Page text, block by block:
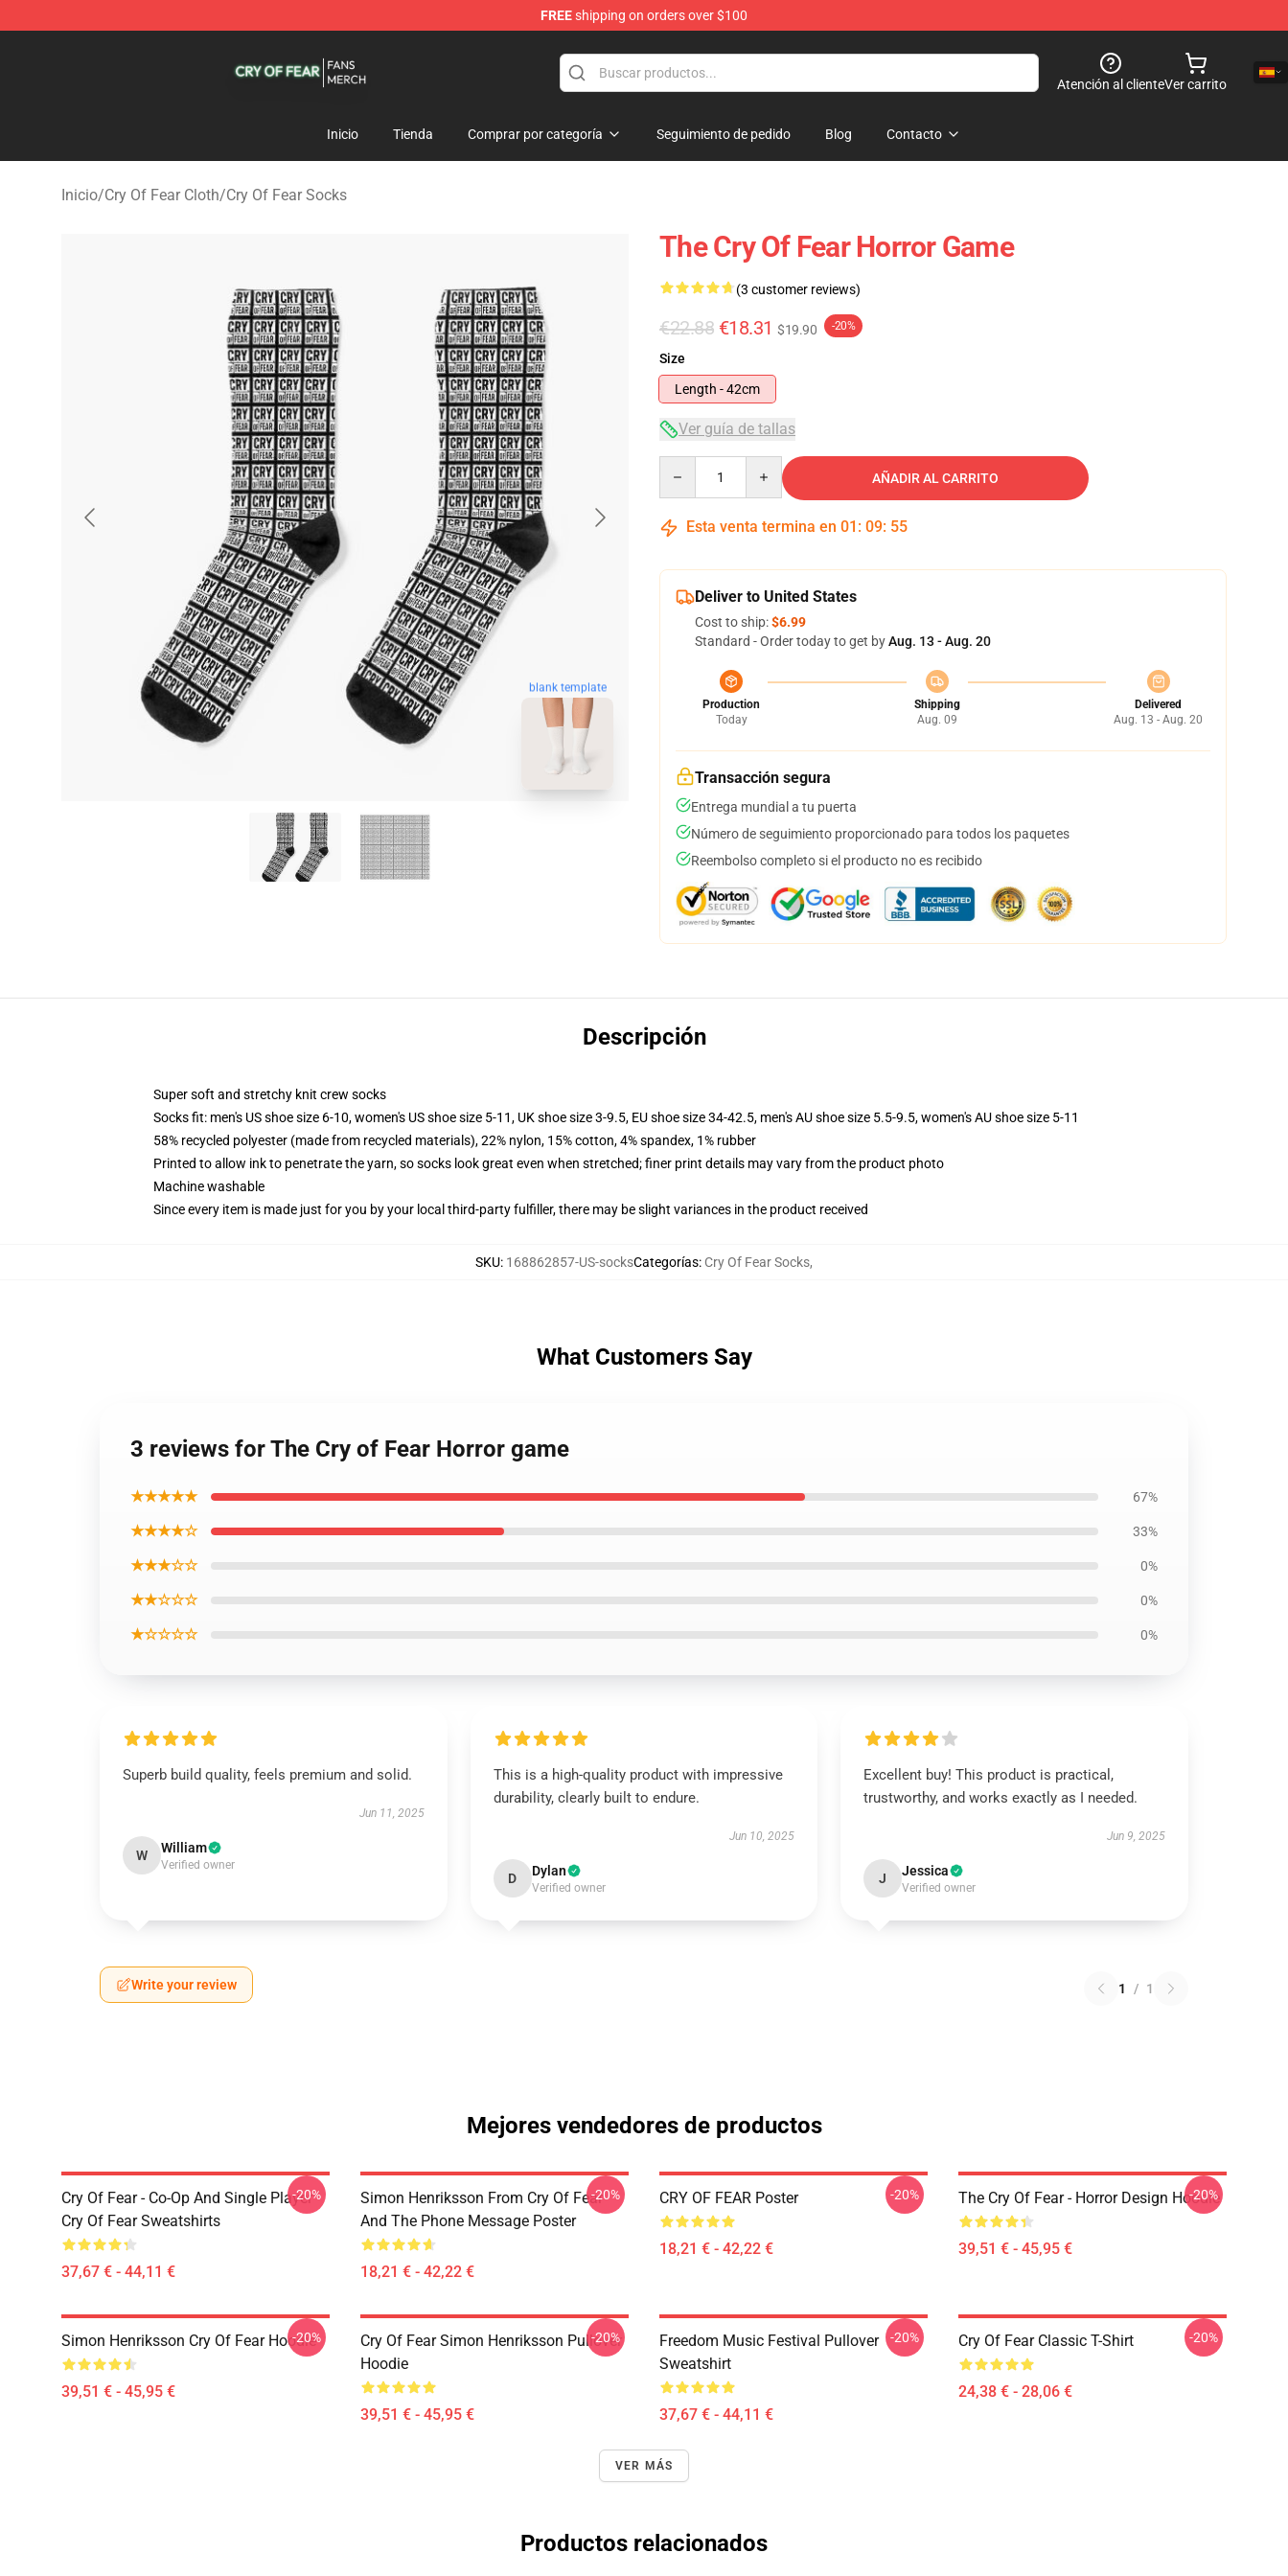
FREEshipping on orders over $100
Atención al clienteVer carrito
Inicio Tienda Comprar por categoría Seguimiento de pedido Blog Contacto
Inicio/Cry Of Fear Cloth/Cry Of Fear Socks
blank template
The Cry Of Fear Horror Game
(3 customer reviews)
€22.88 €18.31 $19.90 -20%
Size
Length - 42cm
Ver guía de tallas
AÑADIR AL CARRITO
Esta venta termina en 01 : 09: 54
Deliver to United States
Cost to ship:$6.99
Standard - Order today to get byAug. 13 - Aug. 20
Production
Today
Shipping
Aug. 09
Delivered
Aug. 13 - Aug. 20
Transacción segura
Entrega mundial a tu puerta
Número de seguimiento proporcionado para todos los paquetes
Reembolso completo si el producto no es recibido
Descripción
Super soft and stretchy knit crew socks
Socks fit: men's US shoe size 6-10, women's US shoe size 5-11, UK shoe size 3-9.5, EU shoe size 34-42.5, men's AU shoe size 5.5-9.5, women's AU shoe size 5-11
58% recycled polyester (made from recycled materials), 22% nylon, 15% cotton, 4% spandex, 1% rubber
Printed to allow ink to penetrate the yarn, so socks look great even when stretched; finer print details may vary from the product photo
Machine washable
Since every item is made just for you by your local third-party fulfiller, there may be slight variances in the product received
SKU: 168862857-US-socksCategorías: Cry Of Fear Socks,
What Customers Say
3 reviews for The Cry of Fear Horror game
★★★★★ 67%
★★★★☆ 33%
★★★☆☆ 0%
★★☆☆☆ 0%
★☆☆☆☆ 0%
Superb build quality, feels premium and solid.
Jun 11, 2025
W William
Verified owner
This is a high-quality product with impressive
durability, clearly built to endure.
Jun 10, 2025
D Dylan
Verified owner
Excellent buy! This product is practical,
trustworthy, and works exactly as I needed.
Jun 9, 2025
J Jessica
Verified owner
Write your review 1 / 1
Mejores vendedores de productos
Cry Of Fear - Co-Op And Single Player
Cry Of Fear Sweatshirts
37,67 € - 44,11 €
-20%
Simon Henriksson From Cry Of Fear
And The Phone Message Poster
18,21 € - 42,22 €
-20% CRY OF FEAR Poster
18,21 € - 42,22 €
-20% The Cry Of Fear - Horror Design Hoodie
39,51 € - 45,95 €
-20%
Simon Henriksson Cry Of Fear Hoodie
39,51 € - 45,95 €
-20%
Cry Of Fear Simon Henriksson Pullover
Hoodie
39,51 € - 45,95 €
-20%
Freedom Music Festival Pullover
Sweatshirt
37,67 € - 44,11 €
-20% Cry Of Fear Classic T-Shirt
24,38 € - 28,06 €
-20%
VER MÁS
Productos relacionados